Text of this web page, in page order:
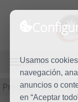
Usamos
navegación,
anuncios o
en “Aceptar
MENÚ
Predicación